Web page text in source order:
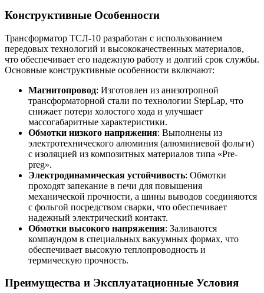
Конструктивные Особенности
Трансформатор ТСЛ-10 разработан с использованием
передовых технологий и высококачественных материалов,
что обеспечивает его надежную работу и долгий срок службы.
Основные конструктивные особенности включают:
Магнитопровод: Изготовлен из анизотропной
трансформаторной стали по технологии StepLap, что
снижает потери холостого хода и улучшает
массогабаритные характеристики.
Обмотки низкого напряжения: Выполнены из
электротехнического алюминия (алюминиевой фольги)
с изоляцией из композитных материалов типа «Pre-
preg».
Электродинамическая устойчивость: Обмотки
проходят запекание в печи для повышения
механической прочности, а шины выводов соединяются
с фольгой посредством сварки, что обеспечивает
надежный электрический контакт.
Обмотки высокого напряжения: Заливаются
компаундом в специальных вакуумных формах, что
обеспечивает высокую теплопроводность и
термическую прочность.
Преимущества и Эксплуатационные Условия